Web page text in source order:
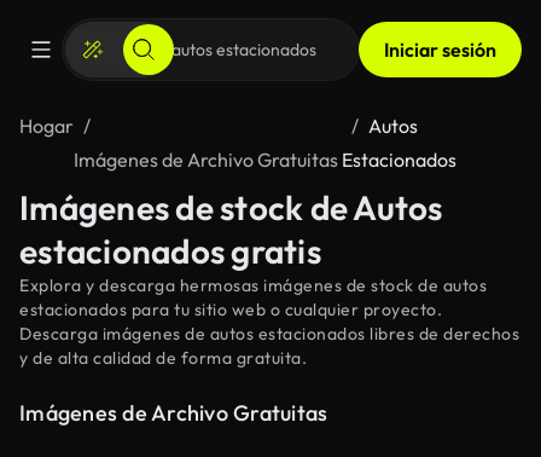
Iniciar sesión
Hogar
Imágenes de Archivo Gratuitas
Autos
Estacionados
Imágenes de stock de Autos
estacionados gratis
Explora y descarga hermosas imágenes de stock de autos
estacionados para tu sitio web o cualquier proyecto.
Descarga imágenes de autos estacionados libres de derechos
y de alta calidad de forma gratuita.
Imágenes de Archivo Gratuitas